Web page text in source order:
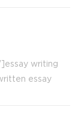
writing
essay